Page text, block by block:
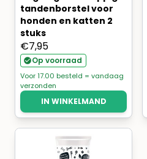
tandenborstel voor
honden en katten 2
stuks
€7,95
Op voorraad
Voor 17.00 besteld = vandaag
verzonden
IN WINKELMAND